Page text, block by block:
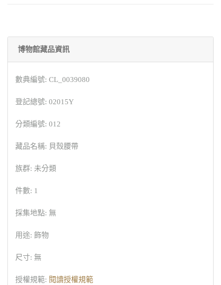
博物館藏品資訊
數典編號: CL_0039080
登記總號: 02015Y
分類編號: 012
藏品名稱: 貝殼腰帶
族群: 未分類
件數: 1
採集地點: 無
用途: 飾物
尺寸: 無
授權規範: 閱讀授權規範